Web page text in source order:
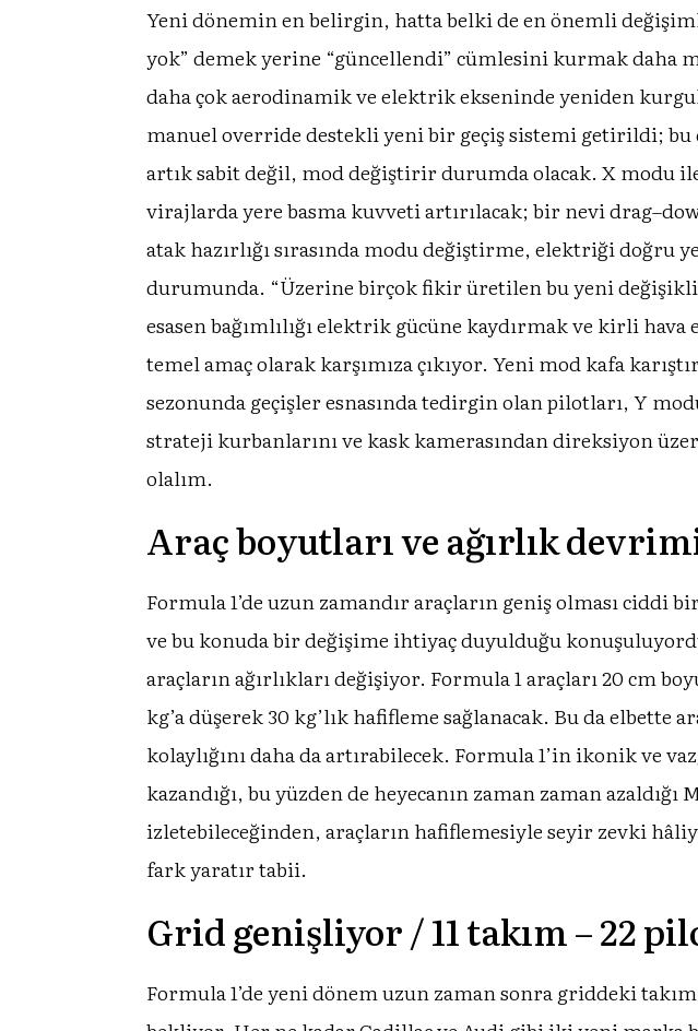
Yeni dönemin en belirgin, hatta belki de en önemli
yok” demek yerine “güncellendi” cümlesini kurmak daha
daha çok aerodinamik ve elektrik ekseninde yeniden
manuel override destekli yeni bir geçiş sistemi getirildi; bu
artık sabit değil, mod değiştirir durumda olacak. X modu
virajlarda yere basma kuvveti artırılacak; bir nevi
atak hazırlığı sırasında modu değiştirme, elektriği doğru
durumunda. “Üzerine birçok fikir üretilen bu yeni
esasen bağımlılığı elektrik gücüne kaydırmak ve kirli
temel amaç olarak karşımıza çıkıyor. Yeni mod kafa
sezonunda geçişler esnasında tedirgin olan pilotları, Y
strateji kurbanlarını ve kask kamerasından direksiyon
olalım.
Araç boyutları ve ağırlık
Formula 1’de uzun zamandır araçların geniş olması ciddi
ve bu konuda bir değişime ihtiyaç duyulduğu
araçların ağırlıkları değişiyor. Formula 1 araçları 20 cm
kg’a düşerek 30 kg’lık hafifleme sağlanacak. Bu da
kolaylığını daha da artırabilecek. Formula 1’in ikonik ve
kazandığı, bu yüzden de heyecanın zaman zaman
izletebileceğinden, araçların hafiflemesiyle seyir zevki
fark yaratır tabii.
Grid genişliyor / 11 takım – 22
Formula 1’de yeni dönem uzun zaman sonra griddeki